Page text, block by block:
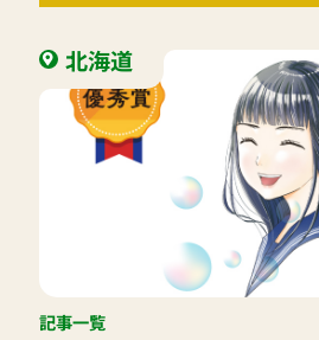
北海道
記事一覧